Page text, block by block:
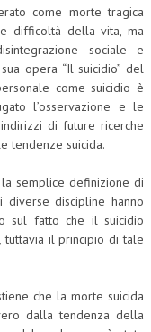
come morte tragica
difficoltà della vita, ma
sociale e
opera “Il suicidio” del
come suicidio è
l’osservazione e le
di future ricerche
tendenze suicida.
semplice definizione di
diverse discipline hanno
sul fatto che il suicidio
il principio di tale
che la morte suicida
dalla tendenza della